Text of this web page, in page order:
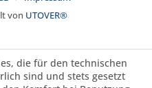
von UTOVER®
die für den technischen
sind und stets gesetzt